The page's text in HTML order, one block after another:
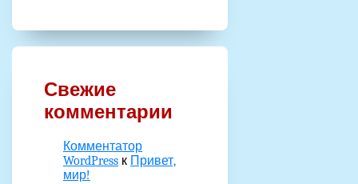
Свежие
комментарии
Комментатор
WordPress к Привет,
мир!